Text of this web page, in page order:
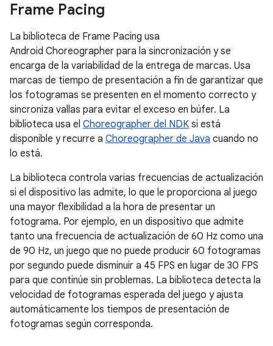
Frame Pacing
La biblioteca de Frame Pacing usa
Android Choreographer para la sincronización y se
encarga de la variabilidad de la entrega de marcas. Usa
marcas de tiempo de presentación a fin de garantizar que
los fotogramas se presenten en el momento correcto y
sincroniza vallas para evitar el exceso en búfer. La
biblioteca usa el Choreographer del NDK si está
disponible y recurre a Choreographer de Java cuando no
lo está.
La biblioteca controla varias frecuencias de actualización
si el dispositivo las admite, lo que le proporciona al juego
una mayor flexibilidad a la hora de presentar un
fotograma. Por ejemplo, en un dispositivo que admite
tanto una frecuencia de actualización de 60 Hz como una
de 90 Hz, un juego que no puede producir 60 fotogramas
por segundo puede disminuir a 45 FPS en lugar de 30 FPS
para que continúe sin problemas. La biblioteca detecta la
velocidad de fotogramas esperada del juego y ajusta
automáticamente los tiempos de presentación de
fotogramas según corresponda.